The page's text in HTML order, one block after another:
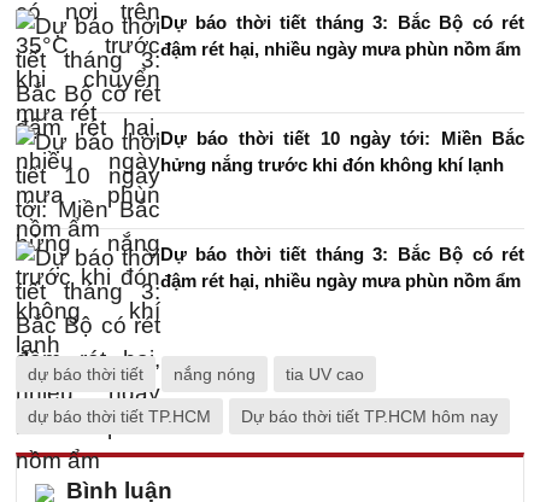
Dự báo thời tiết tháng 3: Bắc Bộ có rét
đậm rét hại, nhiều ngày mưa phùn nồm ẩm
Dự báo thời tiết 10 ngày tới: Miền Bắc
hửng nắng trước khi đón không khí lạnh
Dự báo thời tiết tháng 3: Bắc Bộ có rét
đậm rét hại, nhiều ngày mưa phùn nồm ẩm
dự báo thời tiết nắng nóng tia UV cao
dự báo thời tiết TP.HCM Dự báo thời tiết TP.HCM hôm nay
Bình luận